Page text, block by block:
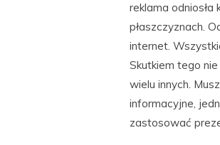
reklama
płaszczyznach.
internet.
Skutkiem tego
wielu innych.
informacyjne,
zastosować